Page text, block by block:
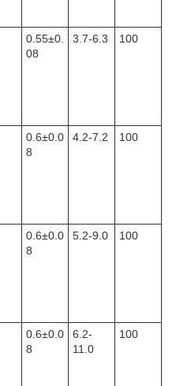
0.55±0.
08
3.7-6.3 100
0.6±0.0
8
4.2-7.2 100
0.6±0.0
8
5.2-9.0 100
0.6±0.0
8
6.2-
11.0
100